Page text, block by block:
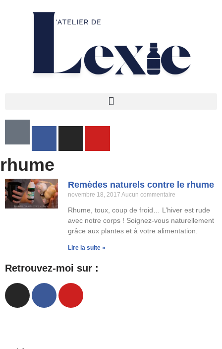
rhume
Remèdes naturels contre le rhume
novembre 18, 2017 Aucun commentaire
Rhume, toux, coup de froid… L’hiver est rude
avec notre corps ! Soignez-vous naturellement
grâce aux plantes et à votre alimentation.
Lire la suite »
Retrouvez-moi sur :